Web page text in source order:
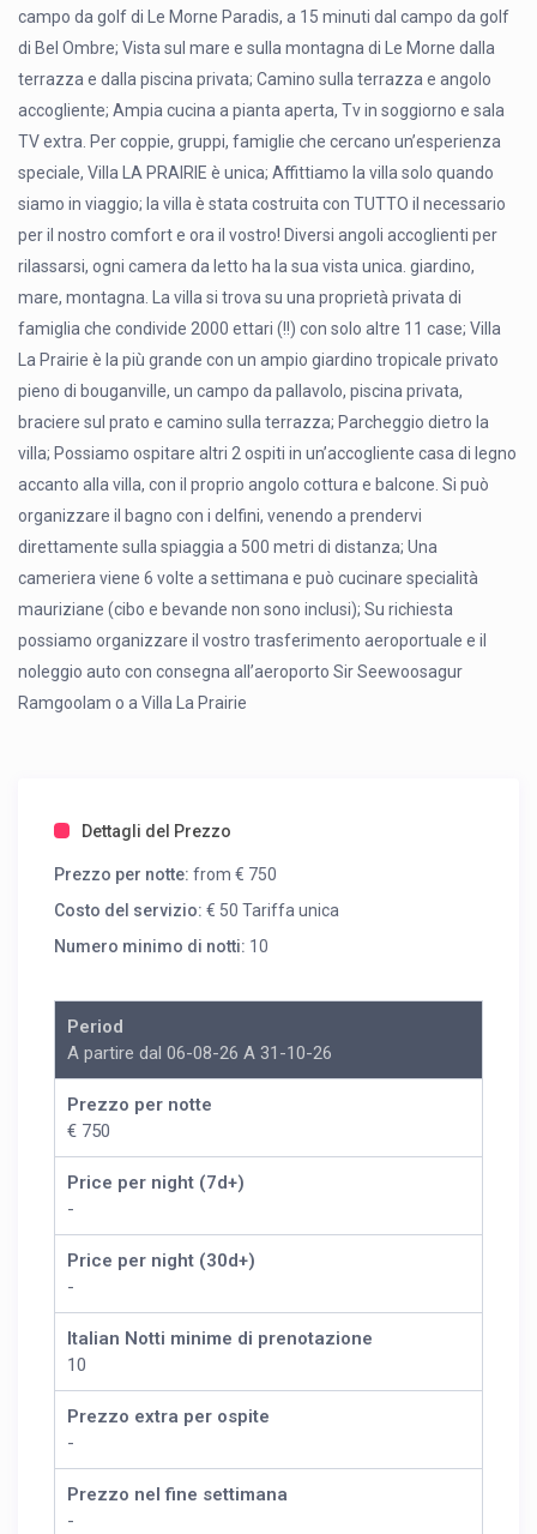
campo da golf di Le Morne Paradis, a 15 minuti dal campo da golf
di Bel Ombre; Vista sul mare e sulla montagna di Le Morne dalla
terrazza e dalla piscina privata; Camino sulla terrazza e angolo
accogliente; Ampia cucina a pianta aperta, Tv in soggiorno e sala
TV extra. Per coppie, gruppi, famiglie che cercano un’esperienza
speciale, Villa LA PRAIRIE è unica; Affittiamo la villa solo quando
siamo in viaggio; la villa è stata costruita con TUTTO il necessario
per il nostro comfort e ora il vostro! Diversi angoli accoglienti per
rilassarsi, ogni camera da letto ha la sua vista unica. giardino,
mare, montagna. La villa si trova su una proprietà privata di
famiglia che condivide 2000 ettari (!!) con solo altre 11 case; Villa
La Prairie è la più grande con un ampio giardino tropicale privato
pieno di bouganville, un campo da pallavolo, piscina privata,
braciere sul prato e camino sulla terrazza; Parcheggio dietro la
villa; Possiamo ospitare altri 2 ospiti in un’accogliente casa di legno
accanto alla villa, con il proprio angolo cottura e balcone. Si può
organizzare il bagno con i delfini, venendo a prendervi
direttamente sulla spiaggia a 500 metri di distanza; Una
cameriera viene 6 volte a settimana e può cucinare specialità
mauriziane (cibo e bevande non sono inclusi); Su richiesta
possiamo organizzare il vostro trasferimento aeroportuale e il
noleggio auto con consegna all’aeroporto Sir Seewoosagur
Ramgoolam o a Villa La Prairie
Dettagli del Prezzo
Prezzo per notte: from € 750
Costo del servizio: € 50 Tariffa unica
Numero minimo di notti: 10
Period
A partire dal 06-08-26 A 31-10-26
Prezzo per notte
€ 750
Price per night (7d+)
-
Price per night (30d+)
-
Italian Notti minime di prenotazione
10
Prezzo extra per ospite
-
Prezzo nel fine settimana
-